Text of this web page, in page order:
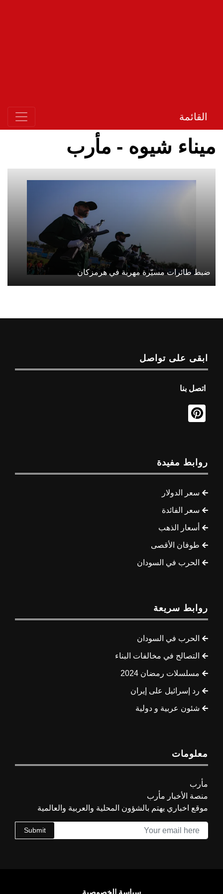
القائمة
ميناء شيوه - مأرب
ضبط طائرات مسيّرة مهربة في هرمزكان
ابقى على تواصل
اتصل بنا
روابط مفيدة
سعر الدولار
سعر الفائدة
أسعار الذهب
طوفان الأقصى
الحرب في السودان
روابط سريعة
الحرب في السودان
التصالح في مخالفات البناء
مسلسلات رمضان 2024
رد إسرائيل على إيران
شئون عربية و دولية
معلومات
مأرب
منصة الأخبار مأرب
موقع اخباري يهتم بالشؤون المحلية والعربية والعالمية
Submit